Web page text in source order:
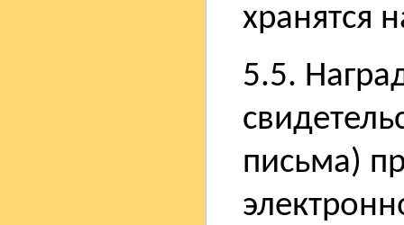
хранятся
5.5.
письма)